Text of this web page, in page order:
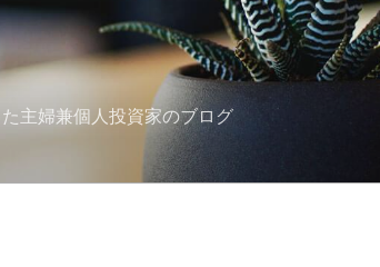
主婦兼個人投資家のブログ